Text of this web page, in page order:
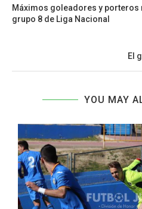
Máximos goleadores y porteros
grupo 8 de Liga Nacional
El
YOU MAY